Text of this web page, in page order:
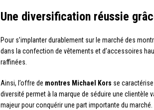
Une diversification réussie
Pour s’implanter durablement sur le marché des
dans la confection de vêtements et d’accessoires
raffinées.
Ainsi, l’offre de montres Michael Kors se
diversité permet à la marque de séduire une
majeur pour conquérir une part importante du marché.